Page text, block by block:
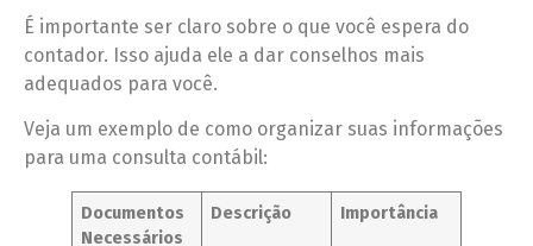
É importante ser claro sobre o que você espera do
contador. Isso ajuda ele a dar conselhos mais
adequados para você.
Veja um exemplo de como organizar suas informações
para uma consulta contábil:
Documentos
Necessários
Descrição Importância